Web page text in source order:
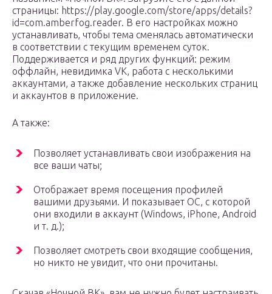
страницы: https://play.google.com/store/apps/details?
id=com.amberfog.reader. В его настройках можно
устанавливать, чтобы тема сменялась автоматически
в соответствии с текущим временем суток.
Поддерживается и ряд других функций: режим
оффлайн, невидимка VK, работа с несколькими
аккаунтами, а также добавление нескольких страниц
и аккаунтов в приложение.
А также:
Позволяет устанавливать свои изображения на
все ваши чаты;
Отображает время посещения профилей
вашими друзьями. И показывает ОС, с которой
они входили в аккаунт (Windows, iPhone, Android
и т. д.);
Позволяет смотреть свои входящие сообщения,
но никто не увидит, что они прочитаны.